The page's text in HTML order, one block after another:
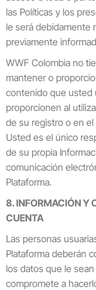
las Políticas y los
le será debidamente
previamente
WWF Colombia no
mantener o
contenido que usted
proporcionen al
de su registro o en
Usted es el único
de su propia
comunicación
Plataforma.
8. INFORMACIÓN Y
CUENTA
Las personas
Plataforma deberán
los datos que le
compromete a